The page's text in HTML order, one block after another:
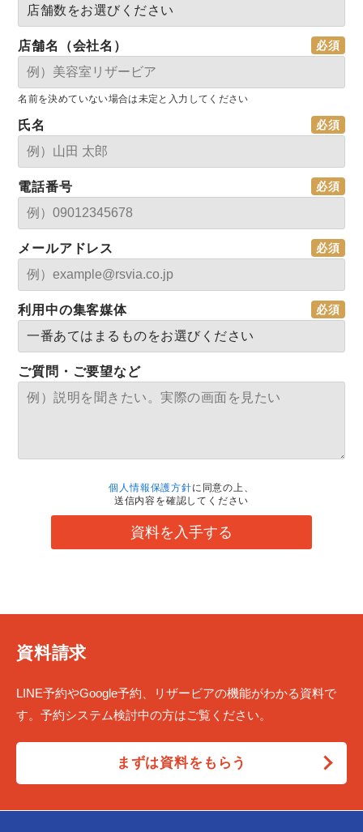
店舗名（会社名）
名前を決めていない場合は未定と入力してください
氏名
電話番号
メールアドレス
利用中の集客媒体
ご質問・ご要望など
個人情報保護方針に同意の上、
送信内容を確認してください
資料を入手する
資料請求
LINE予約やGoogle予約、リザービアの機能がわかる資料で
す。予約システム検討中の方はご覧ください。
まずは資料をもらう